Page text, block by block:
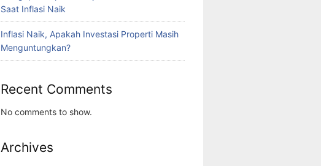
Saat Inflasi Naik
Inflasi Naik, Apakah Investasi Properti Masih
Menguntungkan?
Recent Comments
No comments to show.
Archives